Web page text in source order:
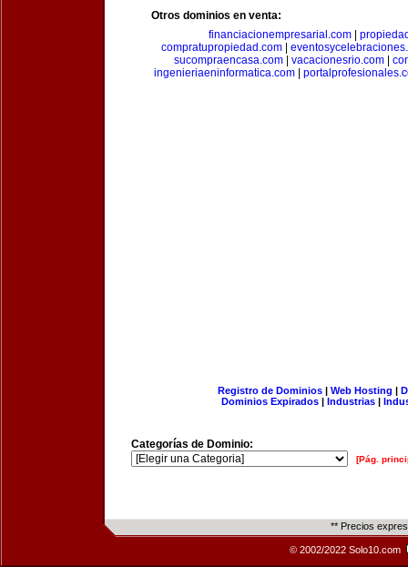
Otros dominios en venta:
financiacionempresarial.com
compratupropiedad.com
sucompraencasa.com| vacacionesrio.com|
ingenieriaeninformatica.com|
Registro de Dominios| Web Hosting |
Dominios Expirados | Industrias |
Categorías de Dominio:
[Pág.
** Precios
© 2002/2022 Solo10.com